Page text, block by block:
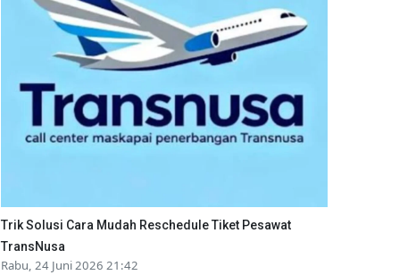
Trik Solusi Cara Mudah Reschedule Tiket Pesawat
TransNusa
Rabu, 24 Juni 2026 21:42